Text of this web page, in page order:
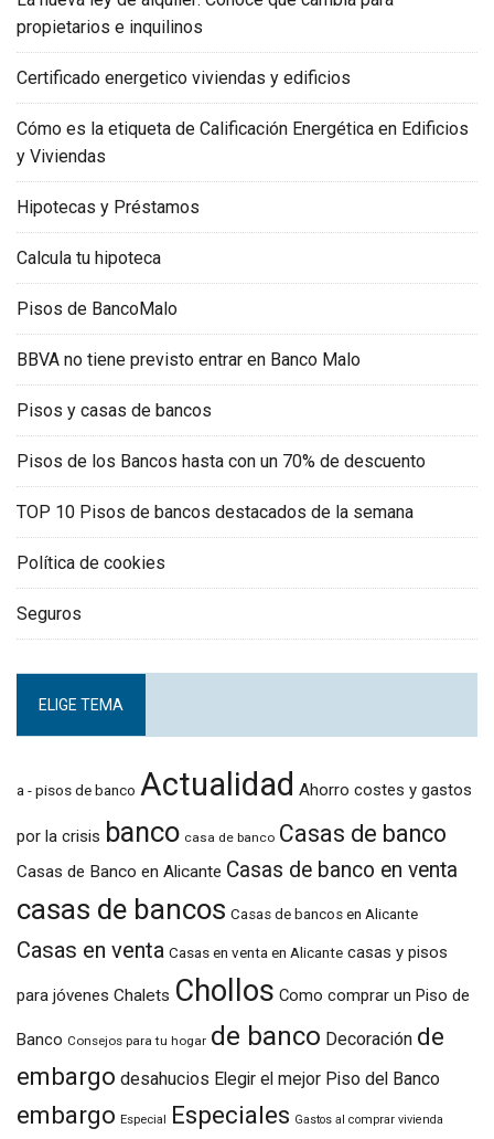
propietarios e inquilinos
Certificado energetico viviendas y edificios
Cómo es la etiqueta de Calificación Energética en Edificios
y Viviendas
Hipotecas y Préstamos
Calcula tu hipoteca
Pisos de BancoMalo
BBVA no tiene previsto entrar en Banco Malo
Pisos y casas de bancos
Pisos de los Bancos hasta con un 70% de descuento
TOP 10 Pisos de bancos destacados de la semana
Política de cookies
Seguros
ELIGE TEMA
a - pisos de banco Actualidad Ahorro costes y gastos
por la crisis banco casa de banco Casas de banco
Casas de Banco en Alicante Casas de banco en venta
casas de bancos Casas de bancos en Alicante
Casas en venta Casas en venta en Alicante casas y pisos
para jóvenes Chalets Chollos Como comprar un Piso de
Banco Consejos para tu hogar de banco Decoración de
embargo desahucios Elegir el mejor Piso del Banco
embargo Especial Especiales Gastos al comprar vivienda